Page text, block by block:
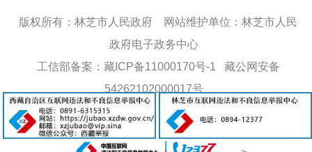
版权所有：林芝市人民政府
网站维护单位：林芝市人民
政府电子政务中心
工信部备案：藏ICP备11000170号-1
藏公网安备
54262102000017号
网站标识码：5426000013